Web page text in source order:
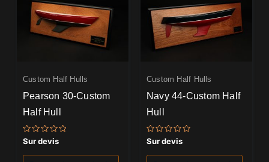
Custom Half Hulls
Pearson 30-Custom
Half Hull
Note
0
sur
Sur devis
Custom Half Hulls
Navy 44-Custom Half
Hull
Note
0
sur
Sur devis